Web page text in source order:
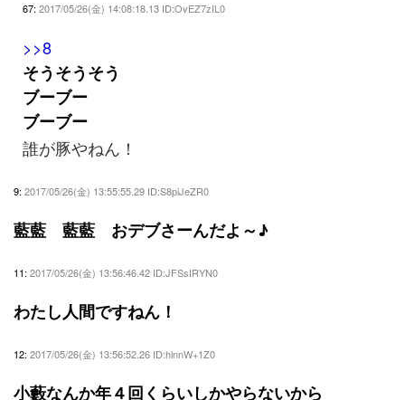
67: 2017/05/26(金) 14:08:18.13 ID:OvEZ7zIL0
>>8
そうそうそう
ブーブー
ブーブー
誰が豚やねん！
9: 2017/05/26(金) 13:55:55.29 ID:S8piJeZR0
藍藍 藍藍 おデブさーんだよ～♪
11: 2017/05/26(金) 13:56:46.42 ID:JFSsIRYN0
わたし人間ですねん！
12: 2017/05/26(金) 13:56:52.26 ID:hlnnW+1Z0
小藪なんか年４回くらいしかやらないから